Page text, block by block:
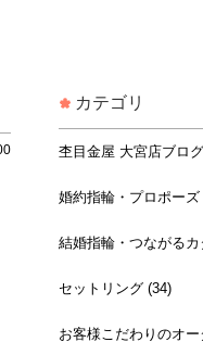
カテゴリ
杢目金屋 大宮店ブロ
婚約指輪・プロポーズ
結婚指輪・つながるカ
セットリング (34)
お客様こだわりのオ